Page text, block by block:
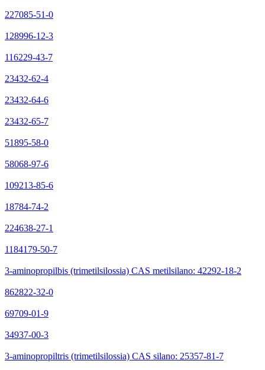
227085-51-0
128996-12-3
116229-43-7
23432-62-4
23432-64-6
23432-65-7
51895-58-0
58068-97-6
109213-85-6
18784-74-2
224638-27-1
1184179-50-7
3-aminopropilbis (trimetilsilossia) CAS metilsilano: 42292-18-2
862822-32-0
69709-01-9
34937-00-3
3-aminopropiltris (trimetilsilossia) CAS silano: 25357-81-7